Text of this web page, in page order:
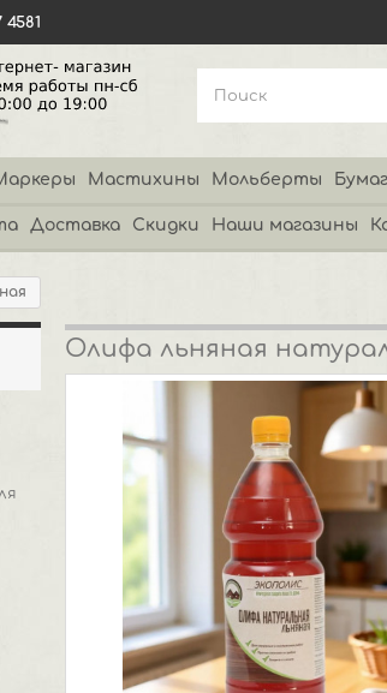
Мастихины Мольберты
Доставка Скидки Наши магазины
Олифа льняная